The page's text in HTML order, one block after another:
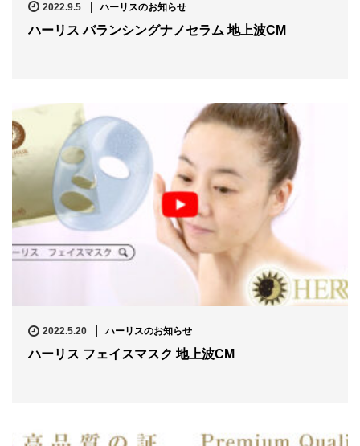
2022.9.5 ハーリスのお知らせ
ハーリス バランシングナノセラム 地上波CM
2022.5.20 ハーリスのお知らせ
ハーリス フェイスマスク 地上波CM